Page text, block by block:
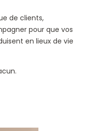
de clients,
pour que vos
en lieux de vie